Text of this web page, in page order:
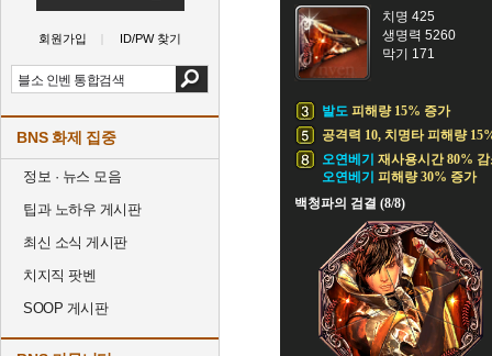
회원가입 ID/PW 찾기
BNS 화제 집중
정보 · 뉴스 모음
팁과 노하우 게시판
최신 소식 게시판
치지직 팟벤
SOOP 게시판
치명 425
생명력 5260
막기 171
발도 피해량 15% 증가
공격력 10, 치명타 피해량
오연베기 재사용시간 80%
오연베기 피해량 30% 증가
백청파의 검결 (8/8)